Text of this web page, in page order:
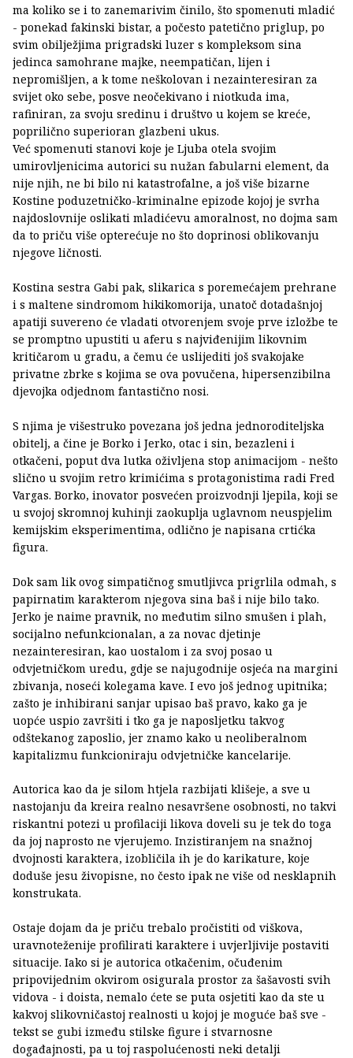
ma koliko se i to zanemarivim činilo, što spomenuti mladić
- ponekad fakinski bistar, a počesto patetično priglup, po
svim obilježjima prigradski luzer s kompleksom sina
jedinca samohrane majke, neempatičan, lijen i
nepromišljen, a k tome neškolovan i nezainteresiran za
svijet oko sebe, posve neočekivano i niotkuda ima,
rafiniran, za svoju sredinu i društvo u kojem se kreće,
poprilično superioran glazbeni ukus.
Već spomenuti stanovi koje je Ljuba otela svojim
umirovljenicima autorici su nužan fabularni element, da
nije njih, ne bi bilo ni katastrofalne, a još više bizarne
Kostine poduzetničko-kriminalne epizode kojoj je svrha
najdoslovnije oslikati mladićevu amoralnost, no dojma sam
da to priču više opterećuje no što doprinosi oblikovanju
njegove ličnosti.
Kostina sestra Gabi pak, slikarica s poremećajem prehrane
i s maltene sindromom hikikomorija, unatoč dotadašnjoj
apatiji suvereno će vladati otvorenjem svoje prve izložbe te
se promptno upustiti u aferu s najviđenijim likovnim
kritičarom u gradu, a čemu će uslijediti još svakojake
privatne zbrke s kojima se ova povučena, hipersenzibilna
djevojka odjednom fantastično nosi.
S njima je višestruko povezana još jedna jednoroditeljska
obitelj, a čine je Borko i Jerko, otac i sin, bezazleni i
otkačeni, poput dva lutka oživljena stop animacijom - nešto
slično u svojim retro krimićima s protagonistima radi Fred
Vargas. Borko, inovator posvećen proizvodnji ljepila, koji se
u svojoj skromnoj kuhinji zaokuplja uglavnom neuspjelim
kemijskim eksperimentima, odlično je napisana crtićka
figura.
Dok sam lik ovog simpatičnog smutljivca prigrlila odmah, s
papirnatim karakterom njegova sina baš i nije bilo tako.
Jerko je naime pravnik, no međutim silno smušen i plah,
socijalno nefunkcionalan, a za novac djetinje
nezainteresiran, kao uostalom i za svoj posao u
odvjetničkom uredu, gdje se najugodnije osjeća na margini
zbivanja, noseći kolegama kave. I evo još jednog upitnika;
zašto je inhibirani sanjar upisao baš pravo, kako ga je
uopće uspio završiti i tko ga je naposljetku takvog
odštekanog zaposlio, jer znamo kako u neoliberalnom
kapitalizmu funkcioniraju odvjetničke kancelarije.
Autorica kao da je silom htjela razbijati klišeje, a sve u
nastojanju da kreira realno nesavršene osobnosti, no takvi
riskantni potezi u profilaciji likova doveli su je tek do toga
da joj naprosto ne vjerujemo. Inzistiranjem na snažnoj
dvojnosti karaktera, izobličila ih je do karikature, koje
doduše jesu živopisne, no često ipak ne više od nesklapnih
konstrukata.
Ostaje dojam da je priču trebalo pročistiti od viškova,
uravnoteženije profilirati karaktere i uvjerljivije postaviti
situacije. Iako si je autorica otkačenim, očuđenim
pripovijednim okvirom osigurala prostor za šašavosti svih
vidova - i doista, nemalo ćete se puta osjetiti kao da ste u
kakvoj slikovničastoj realnosti u kojoj je moguće baš sve -
tekst se gubi između stilske figure i stvarnosne
događajnosti, pa u toj raspolućenosti neki detalji